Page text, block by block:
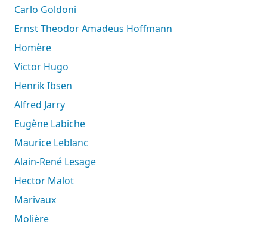
Carlo Goldoni
Ernst Theodor Amadeus Hoffmann
Homère
Victor Hugo
Henrik Ibsen
Alfred Jarry
Eugène Labiche
Maurice Leblanc
Alain-René Lesage
Hector Malot
Marivaux
Molière